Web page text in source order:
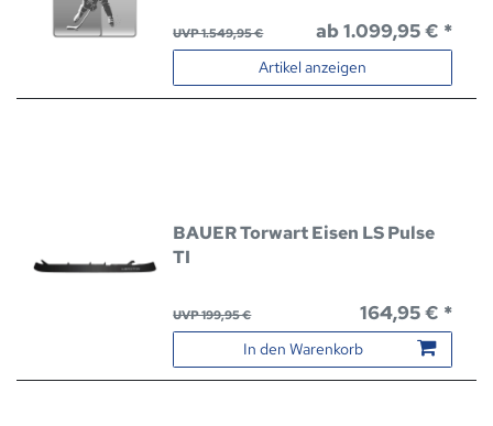
UVP 1.549,95 € ab 1.099,95 € *
Artikel anzeigen
BAUER Torwart Eisen LS Pulse
TI
UVP 199,95 € 164,95 € *
In den Warenkorb